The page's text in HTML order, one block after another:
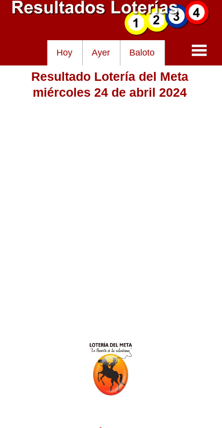
Hoy Ayer Baloto
Baloto
Lotería de Bogotá
Lotería de Risaralda
Resultado Lotería del Meta
miércoles 24 de abril 2024